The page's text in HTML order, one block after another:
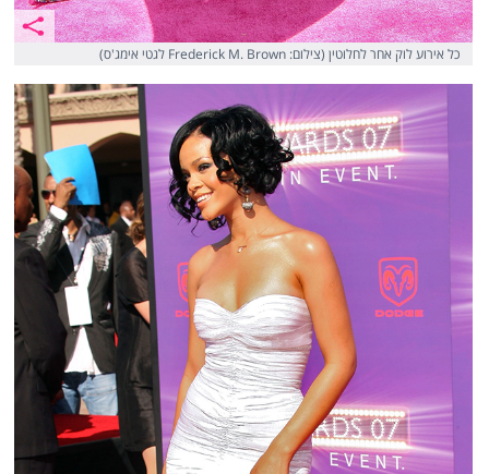
כל אירוע לוק אחר לחלוטין (צילום: Frederick M. Brown לגטי אימג'ס)